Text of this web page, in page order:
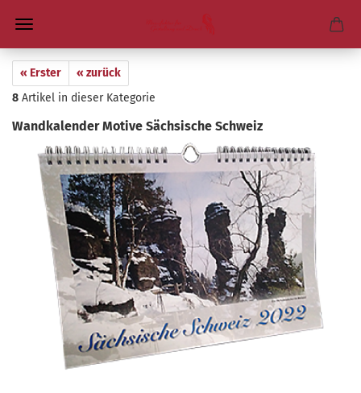
« Erster
« zurück
8 Artikel in dieser Kategorie
Wand­ka­len­der Mo­ti­ve Säch­si­sche Schweiz